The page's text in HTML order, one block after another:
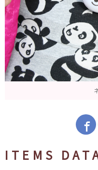
ITEMS